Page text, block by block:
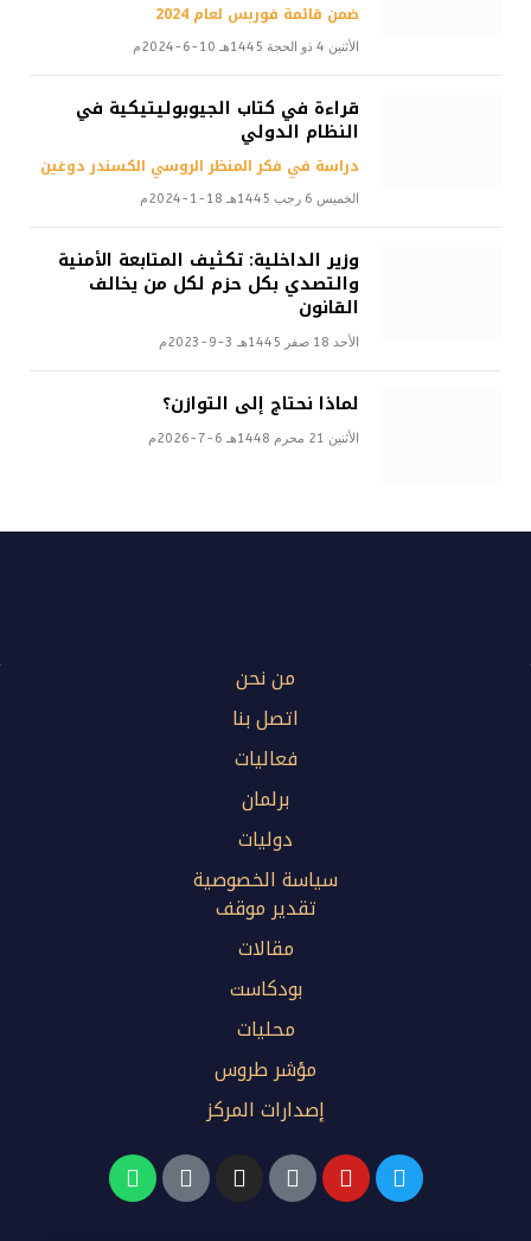
ضمن قائمة فوربس لعام 2024
الأثنين 4 ذو الحجة 1445هـ 10-6-2024م
قراءة في كتاب الجيوبوليتيكية في
النظام الدولي
دراسة في فكر المنظر الروسي الكسندر دوغين
الخميس 6 رجب 1445هـ 18-1-2024م
وزير الداخلية: تكثيف المتابعة الأمنية
والتصدي بكل حزم لكل من يخالف
القانون
الأحد 18 صفر 1445هـ 3-9-2023م
لماذا نحتاج إلى التوازن؟
الأثنين 21 محرم 1448هـ 6-7-2026م
من نحن
اتصل بنا
فعاليات
برلمان
دوليات
سياسة الخصوصية
تقدير موقف
مقالات
بودكاست
محليات
مؤشر طروس
إصدارات المركز